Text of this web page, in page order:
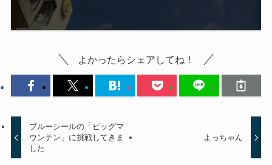
よかったらシェアしてね！
ブルーシールの「ビッグマ
ウンテン」に挑戦してきま
した
よっちゃん